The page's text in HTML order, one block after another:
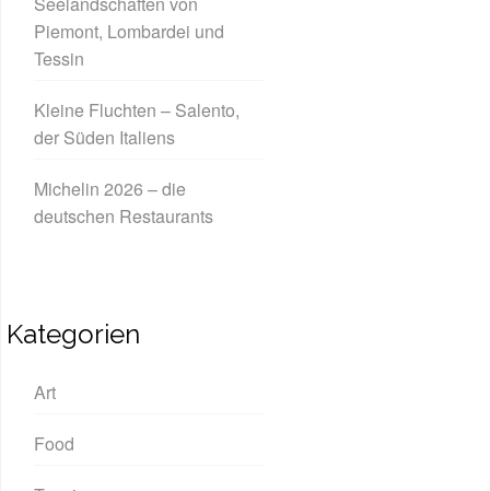
Piemont, Lombardei und
Tessin
Kleine Fluchten – Salento,
der Süden Italiens
Michelin 2026 – die
deutschen Restaurants
Kategorien
Art
Food